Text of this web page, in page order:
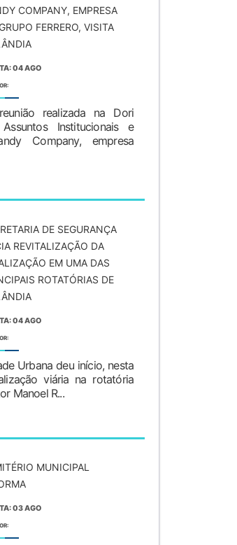
COMPANY, EMPRESA
FERRERO, VISITA
04 AGO
realizada na Dori
Institucionais e
Company, empresa
DE SEGURANÇA
REVITALIZAÇÃO DA
EM UMA DAS
ROTATÓRIAS DE
04 AGO
Urbana deu início, nesta
viária na rotatória
Manoel R...
MUNICIPAL
03 AGO